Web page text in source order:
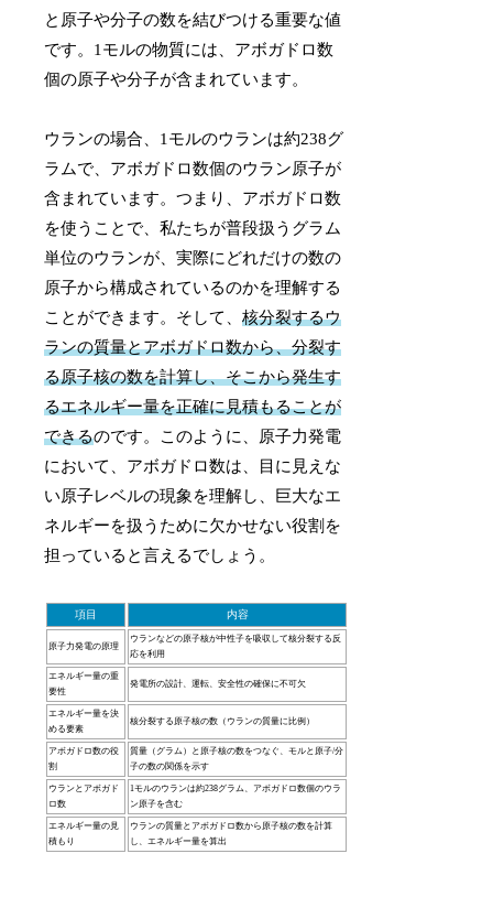
と原子や分子の数を結びつける重要な値
です。1モルの物質には、アボガドロ数
個の原子や分子が含まれています。
ウランの場合、1モルのウランは約238グ
ラムで、アボガドロ数個のウラン原子が
含まれています。つまり、アボガドロ数
を使うことで、私たちが普段扱うグラム
単位のウランが、実際にどれだけの数の
原子から構成されているのかを理解する
ことができます。そして、核分裂するウ
ランの質量とアボガドロ数から、分裂す
る原子核の数を計算し、そこから発生す
るエネルギー量を正確に見積もることが
できるのです。このように、原子力発電
において、アボガドロ数は、目に見えな
い原子レベルの現象を理解し、巨大なエ
ネルギーを扱うために欠かせない役割を
担っていると言えるでしょう。
項目 内容
原子力発電の原理
ウランなどの原子核が中性子を吸収して核分裂する反
応を利用
エネルギー量の重
要性
発電所の設計、運転、安全性の確保に不可欠
エネルギー量を決
める要素
核分裂する原子核の数（ウランの質量に比例）
アボガドロ数の役
割
質量（グラム）と原子核の数をつなぐ、モルと原子/分
子の数の関係を示す
ウランとアボガド
ロ数
1モルのウランは約238グラム、アボガドロ数個のウラ
ン原子を含む
エネルギー量の見
積もり
ウランの質量とアボガドロ数から原子核の数を計算
し、エネルギー量を算出